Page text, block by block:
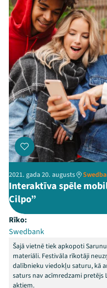
2021. gada 20. augusts
Interaktīva spēle
Cilpo”
Rīko:
Swedbank
Šajā vietnē tiek apkopoti
materiāli. Festivāla rīkotāji
dalībnieku viedokļu saturu, kā
saturs nav acīmredzami
aktiem.